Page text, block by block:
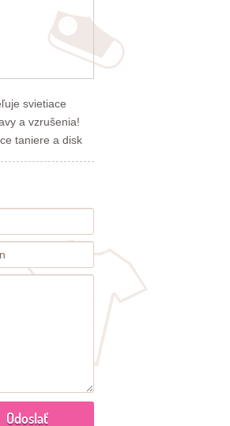
svietiace
a vzrušenia!
taniere a disk